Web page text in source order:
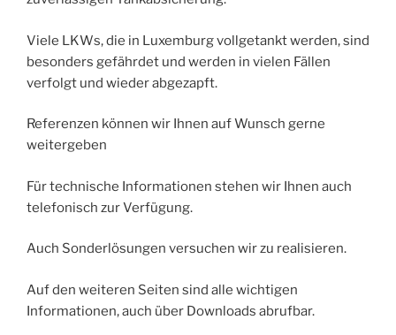
Viele LKWs, die in Luxemburg vollgetankt werden, sind
besonders gefährdet und werden in vielen Fällen
verfolgt und wieder abgezapft.
Referenzen können wir Ihnen auf Wunsch gerne
weitergeben
Für technische Informationen stehen wir Ihnen auch
telefonisch zur Verfügung.
Auch Sonderlösungen versuchen wir zu realisieren.
Auf den weiteren Seiten sind alle wichtigen
Informationen, auch über Downloads abrufbar.